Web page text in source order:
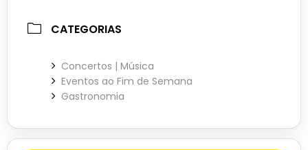
CATEGORIAS
Concertos | Música
Eventos ao Fim de Semana
Gastronomia